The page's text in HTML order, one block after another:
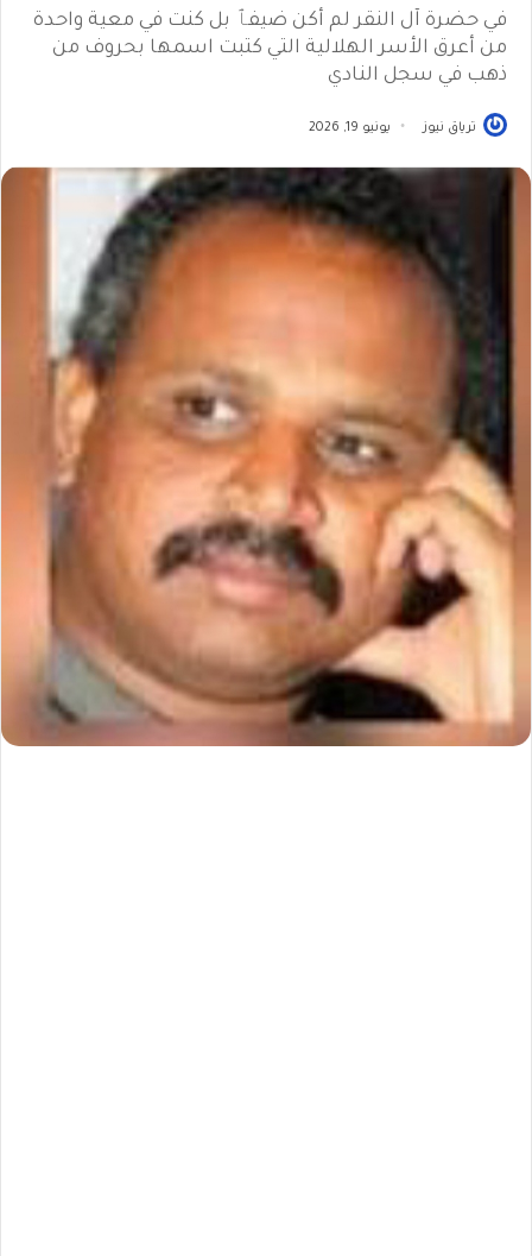
في حضرة آل النقر لم أكن ضيفٱ بل كنت في معية واحدة
من أعرق الأسر الهلالية التي كتبت اسمها بحروف من
ذهب في سجل النادي
ترياق نيوز يونيو 19, 2026